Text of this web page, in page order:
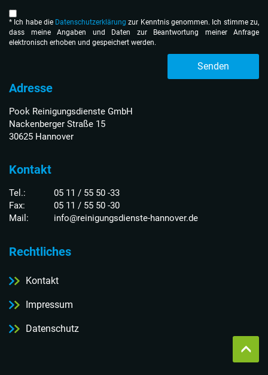
* Ich habe die Datenschutzerklärung zur Kenntnis genom­men. Ich stimme zu,
dass meine Angaben und Daten zur Beantwortung meiner Anfrage
elektronisch erhoben und gespeichert werden.
Senden
Adresse
Pook Reinigungsdienste GmbH
Nackenberger Straße 15
30625 Hannover
Kontakt
Tel.:
Fax:
Mail:
05 11 / 55 50 -33
05 11 / 55 50 -30
info@reinigungsdienste-hannover.de
Rechtliches
Kontakt
Impressum
Datenschutz